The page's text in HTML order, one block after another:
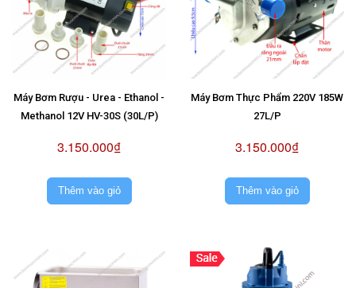
Máy Bơm Rượu - Urea - Ethanol -
Methanol 12V HV-30S (30L/P)
3.150.000₫
Thêm vào giỏ
Máy Bơm Thực Phẩm 220V 185W
27L/P
3.150.000₫
Thêm vào giỏ